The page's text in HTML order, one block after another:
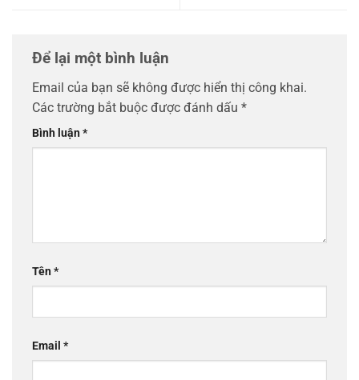
Để lại một bình luận
Email của bạn sẽ không được hiển thị công khai.
Các trường bắt buộc được đánh dấu *
Bình luận*
Tên*
Email *